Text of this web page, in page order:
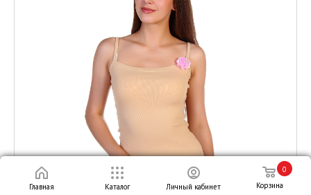
Главная Каталог Личный кабинет
0
Корзина